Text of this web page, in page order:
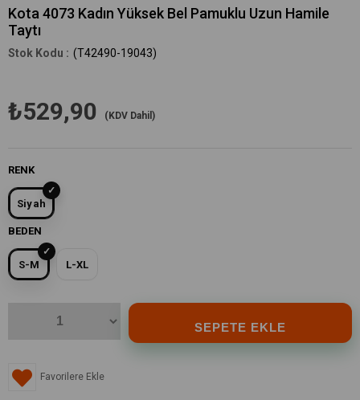
Kota 4073 Kadın Yüksek Bel Pamuklu Uzun Hamile
Taytı
(T42490-19043)
₺529,90 (KDV Dahil)
RENK
Siyah
BEDEN
S-M L-XL
Favorilere Ekle